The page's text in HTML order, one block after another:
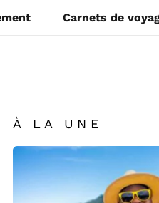
Carnets de
À LA UNE